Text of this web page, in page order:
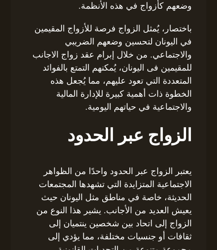
وضعهم كأزواج في هذه الأنظمة.
باختصار، يُمثل الزواج فرصة للأزواج المقيمين
في اليونان لتحسين وضعهم الضريبي
والاجتماعي. من خلال إبرام عقد زواج الاجانب
للمقيمين فى اليونان، يُمكنهم التمتع بالفوائد
المتعددة التي تعود عليهم، مما يُجعل هذه
الخطوة ذات أهمية كبيرة للإدارة المالية
والاجتماعية في حياتهم اليومية.
الزواج عبر الحدود
يعتبر الزواج عبر الحدود واحدًا من الظواهر
الاجتماعية المتزايدة التي تشهدها المجتمعات
الحديثة، خاصة في مناطق مثل اليونان حيث
يعيش العديد من الأجانب. يشير هذا النوع من
الزواج إلى اتحاد بين شخصين ينتميان إلى
ثقافات أو جنسيات مختلفة، مما يؤدي إلى